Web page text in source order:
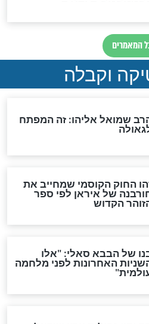
בימות המשיח?
תהיה אפיקורסות
גדולה מאוד של
בוא המשיח יהיה
בתשובה?